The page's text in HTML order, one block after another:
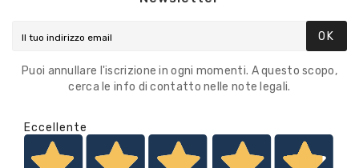
OK
Puoi annullare l'iscrizione in ogni momenti. A questo scopo,
cerca le info di contatto nelle note legali.
Eccellente